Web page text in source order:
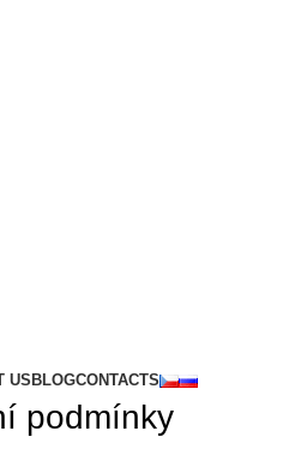
USBLOGCONTACTS
podmínky